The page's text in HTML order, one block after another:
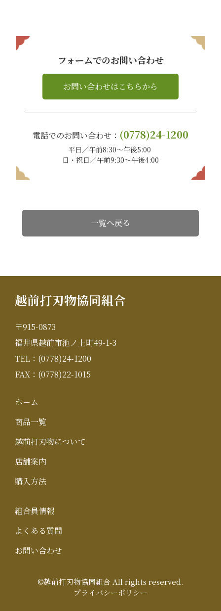
フォームでのお問い合わせ
お問い合わせはこちらから
電話でのお問い合わせ： (0778)24-1200
平日／午前8:30〜午後5:00
日・祝日／午前9:30〜午後4:00
一覧へ戻る
越前打刃物協同組合
〒915-0873
福井県越前市池ノ上町49-1-3
TEL：(0778)24-1200
FAX：(0778)22-1015
ホーム
商品一覧
越前打刃物について
店舗案内
購入方法
組合員情報
よくある質問
お問い合わせ
©越前打刃物協同組合 All rights reserved.
プライバシーポリシー